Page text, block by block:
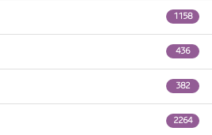
1158
436
382
2264